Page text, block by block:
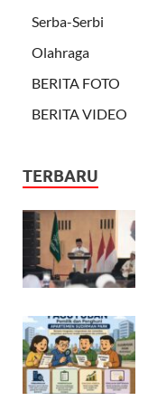
Serba-Serbi
Olahraga
BERITA FOTO
BERITA VIDEO
TERBARU